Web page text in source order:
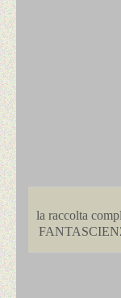
la raccolta